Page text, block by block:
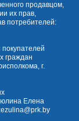
продавцом,
их прав,
потребителей:
граждан
г.
Елена